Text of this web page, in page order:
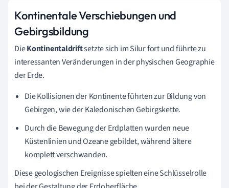
Kontinentale Verschiebungen und
Gebirgsbildung
DieKontinentaldriftsetzte sich im Silur fort und führte zu
interessanten Veränderungen in der physischen Geographie
der Erde.
Die Kollisionen der Kontinente führten zur Bildung von
Gebirgen, wie der Kaledonischen Gebirgskette.
Durch die Bewegung der Erdplatten wurden neue
Küstenlinien und Ozeane gebildet, während ältere
komplett verschwanden.
Diese geologischen Ereignisse spielten eine Schlüsselrolle